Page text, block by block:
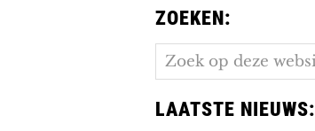
ZOEKEN:
Zoek
op
deze
website
LAATSTE NIEUWS: